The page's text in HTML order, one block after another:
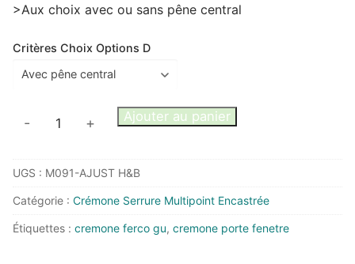
>Aux choix avec ou sans pêne central
Critères Choix Options D
quantité
E20400.02
boitier
F15
- + Ajouter au panier
UGS : M091-AJUST H&B
Catégorie : Crémone Serrure Multipoint Encastrée
Étiquettes : cremone ferco gu, cremone porte fenetre